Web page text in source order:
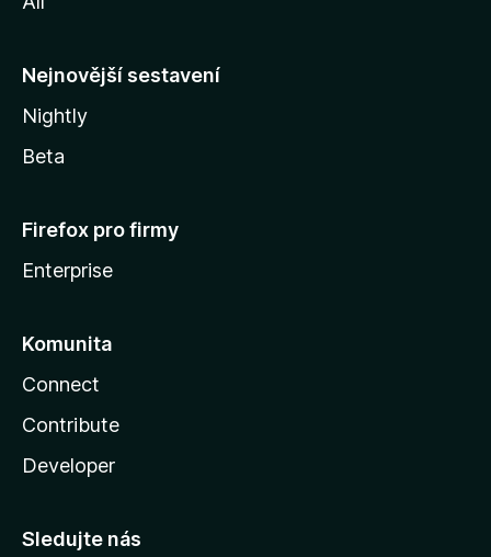
l
y
Nejnovější sestavení
Nightly
Beta
Firefox pro firmy
Enterprise
Komunita
Connect
Contribute
Developer
Sledujte nás